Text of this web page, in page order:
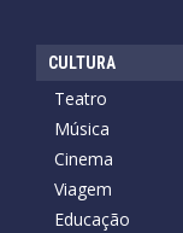
CULTURA
Teatro
Música
Cinema
Viagem
Educação